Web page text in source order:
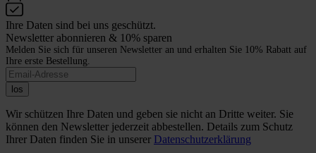
Ihre Daten sind bei uns geschützt.
Newsletter abonnieren & 10% sparen
Melden Sie sich für unseren Newsletter an und erhalten Sie 10% Rabatt auf
Ihre erste Bestellung.
los
Wir schützen Ihre Daten und geben sie nicht an Dritte weiter. Sie
können den Newsletter jederzeit abbestellen. Details zum Schutz
Ihrer Daten finden Sie in unserer Datenschutzerklärung